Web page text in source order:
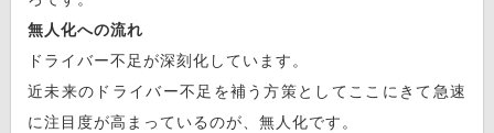
無人化への流れ
ドライバー不足が深刻化しています。
近未来のドライバー不足を補う方策としてここにきて急速
に注目度が高まっているのが、無人化です。